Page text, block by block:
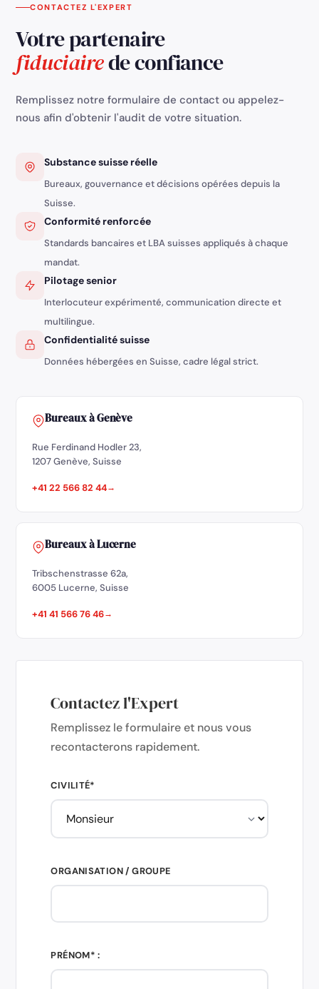
CONTACTEZ L'EXPERT
Votre partenaire
fiduciairede confiance
Remplissez notre formulaire de contact ou appelez-
nous afin d'obtenir l'audit de votre situation.
Substance suisse réelle
Bureaux, gouvernance et décisions opérées depuis la
Suisse.
Conformité renforcée
Standards bancaires et LBA suisses appliqués à chaque
mandat.
Pilotage senior
Interlocuteur expérimenté, communication directe et
multilingue.
Confidentialité suisse
Données hébergées en Suisse, cadre légal strict.
Bureaux à Genève
Rue Ferdinand Hodler 23,
1207 Genève, Suisse
+41 22 566 82 44
Bureaux à Lucerne
Tribschenstrasse 62a,
6005 Lucerne, Suisse
+41 41 566 76 46
Contactez l'Expert
Remplissez le formulaire et nous vous
recontacterons rapidement.
CIVILITÉ*
ORGANISATION / GROUPE
PRÉNOM* :